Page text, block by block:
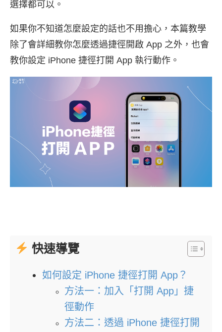
選擇都可以。
如果你不知道怎麼設定的話也不用擔心，本篇教學
除了會詳細教你怎麼透過捷徑開啟 App 之外，也會
教你設定 iPhone 捷徑打開 App 執行動作。
快速導覽
如何設定 iPhone 捷徑打開 App？
方法一：加入「打開 App」捷
徑動作
方法二：透過 iPhone 捷徑打開